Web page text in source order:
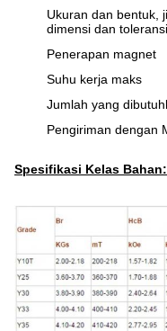
Ukuran dan bentuk,
dimensi dan toleransi.
Penerapan magnet
Suhu kerja maks
Jumlah yang
Pengiriman dengan
Spesifikasi Kelas Bahan: